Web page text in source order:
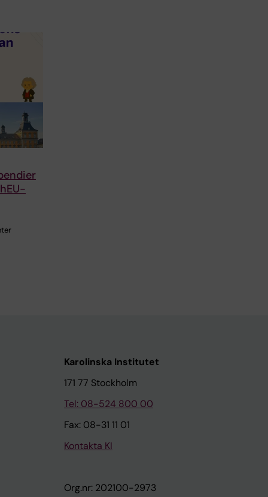
Karolinska Institutet
171 77 Stockholm
Tel: 08-524 800 00
Fax: 08-31 11 01
Kontakta KI
Org.nr: 202100-2973